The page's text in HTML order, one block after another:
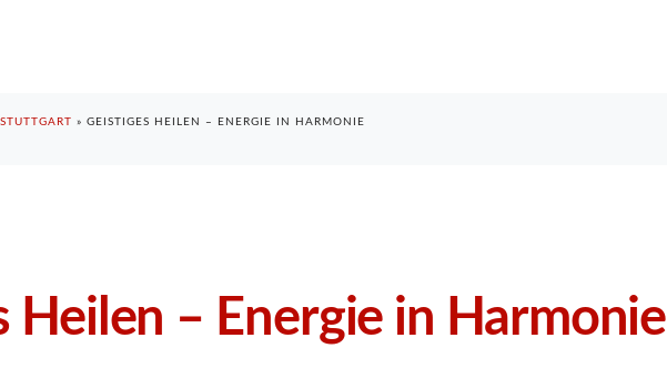
» GEISTIGES HEILEN – ENERGIE IN HARMONIE
Heilen – Energie in Harmonie